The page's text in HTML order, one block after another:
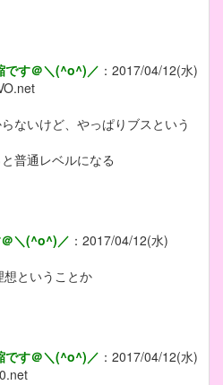
です＠＼(^o^)／ ： 2017/04/12(水)
ないけど、やっぱりブスという
普通レベルになる
＼(^o^)／ ： 2017/04/12(水)
ということか
です＠＼(^o^)／ ： 2017/04/12(水)